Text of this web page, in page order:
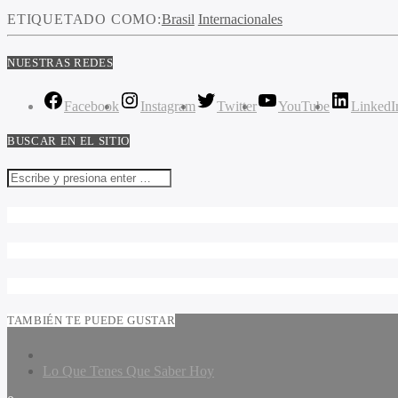
ETIQUETADO COMO:Brasil Internacionales
NUESTRAS REDES
Facebook Instagram Twitter YouTube
BUSCAR EN EL SITIO
TAMBIÉN TE PUEDE GUSTAR
Lo Que Tenes Que Saber Hoy